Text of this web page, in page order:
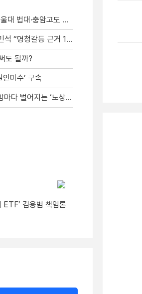
대·충암고도 없애나”
명청갈등 근거 10개”
도 될까?
미수’ 구속
어지는 ‘노상방뇨 전쟁’
ETF’ 김용범 책임론